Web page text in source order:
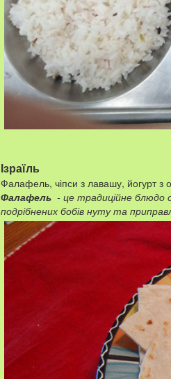
Ізраїль
Фалафель, чіпси з лавашу, йогурт з
Фалафель - це традиційне блюдо
подрібнених бобів нуту та